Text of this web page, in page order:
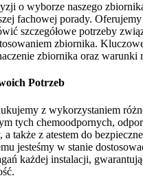
o wyborze naszego
fachowej porady.
szczegółowe potrzeby
zbiornika.
zbiornika oraz warunki
Potrzeb
z wykorzystaniem
tych chemoodpornych,
także z atestem do
jesteśmy w stanie
każdej instalacji,